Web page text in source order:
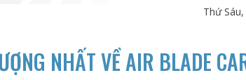
Thứ
NHẤT VỀ AIR BLADE